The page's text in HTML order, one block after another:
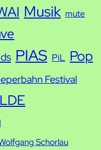
Musik mute
PIAS PiL Pop
Festival
Schorlau